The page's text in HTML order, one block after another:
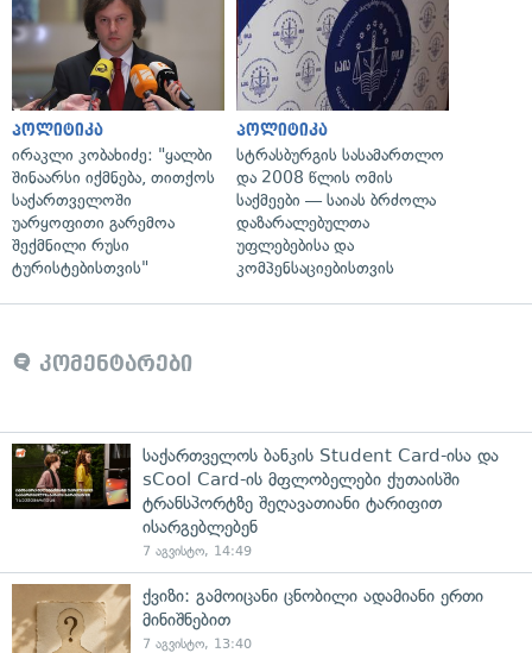
პოლიტიკა
ირაკლი კობახიძე: "ყალბი
შინაარსი იქმნება, თითქოს
საქართველოში
უარყოფითი გარემოა
შექმნილი რუსი
ტურისტებისთვის"
პოლიტიკა
სტრასბურგის სასამართლო
და 2008 წლის ომის
საქმეები — საიას ბრძოლა
დაზარალებულთა
უფლებებისა და
კომპენსაციებისთვის
კომენტარები
საქართველოს ბანკის Student Card-ისა და
sCool Card-ის მფლობელები ქუთაისში
ტრანსპორტზე შეღავათიანი ტარიფით
ისარგებლებენ
7 აგვისტო, 14:49
ქვიზი: გამოიცანი ცნობილი ადამიანი ერთი
მინიშნებით
7 აგვისტო, 13:40